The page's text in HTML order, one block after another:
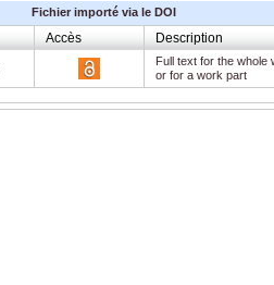
Fichier importé via le DOI
Accès Description
Full text for the whole
or for a work part